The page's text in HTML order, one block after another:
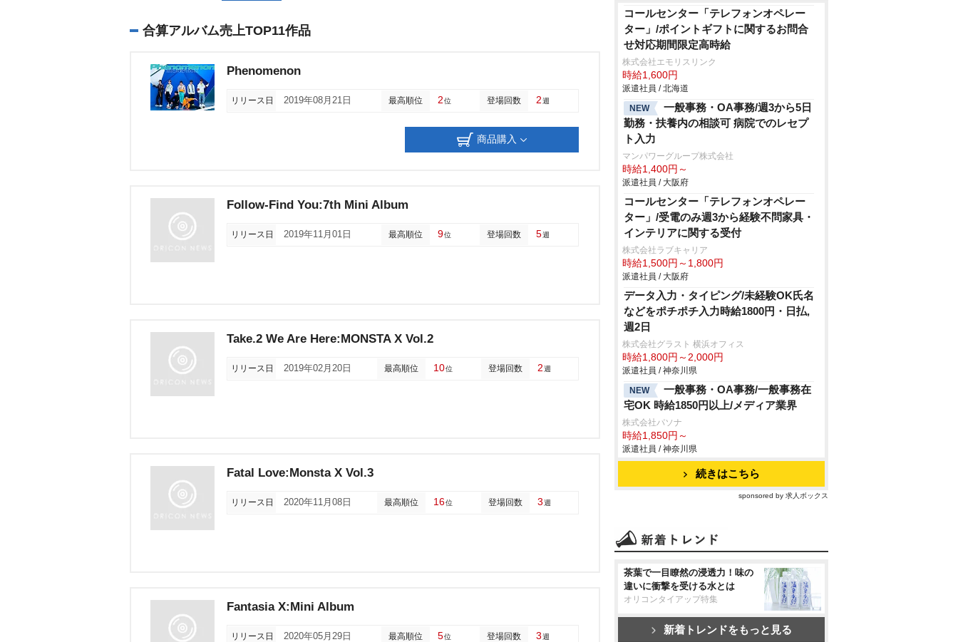
合算アルバム売上TOP11作品
Phenomenon
リリース日 2019年08月21日 最高順位 2位 登場回数 2週
商品購入
Follow-Find You:7th Mini Album
リリース日 2019年11月01日 最高順位 9位 登場回数 5週
Take.2 We Are Here:MONSTA X Vol.2
リリース日 2019年02月20日 最高順位 10位 登場回数 2週
Fatal Love:Monsta X Vol.3
リリース日 2020年11月08日 最高順位 16位 登場回数 3週
Fantasia X:Mini Album
リリース日 2020年05月29日 最高順位 5位 登場回数 3週
コールセンター「テレフォンオペレー
ター」/ポイントギフトに関するお問合
せ対応期間限定高時給
株式会社エモリスリンク
時給1,600円
派遣社員 / 北海道
NEW
一般事務・OA事務/週3から5日
勤務・扶養内の相談可 病院でのレセプ
ト入力
マンパワーグループ株式会社
時給1,400円～
派遣社員 / 大阪府
コールセンター「テレフォンオペレー
ター」/受電のみ週3から経験不問家具・
インテリアに関する受付
株式会社ラブキャリア
時給1,500円～1,800円
派遣社員 / 大阪府
データ入力・タイピング/未経験OK氏名
などをポチポチ入力時給1800円・日払,
週2日
株式会社グラスト 横浜オフィス
時給1,800円～2,000円
派遣社員 / 神奈川県
NEW
一般事務・OA事務/一般事務在
宅OK 時給1850円以上/メディア業界
株式会社パソナ
時給1,850円～
派遣社員 / 神奈川県
続きはこちら
sponsored by 求人ボックス
茶葉で一目瞭然の浸透力！味の
違いに衝撃を受ける水とは
オリコンタイアップ特集
新着トレンドをもっと見る